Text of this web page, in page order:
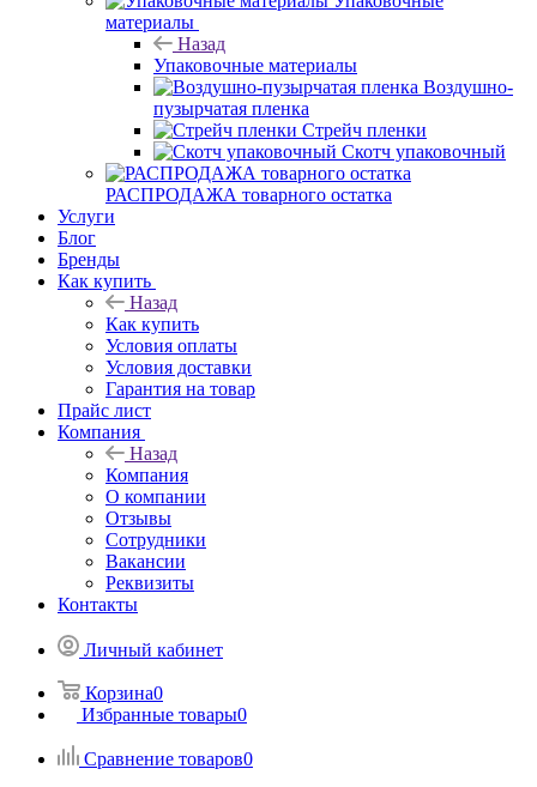
материалы
Назад
Упаковочные материалы
Воздушно-
пузырчатая пленка
Стрейч пленки
Скотч упаковочный
РАСПРОДАЖА товарного остатка
Услуги
Блог
Бренды
Как купить
Назад
Как купить
Условия оплаты
Условия доставки
Гарантия на товар
Прайс лист
Компания
Назад
Компания
О компании
Отзывы
Сотрудники
Вакансии
Реквизиты
Контакты
Личный кабинет
Корзина0
Избранные товары0
Сравнение товаров0